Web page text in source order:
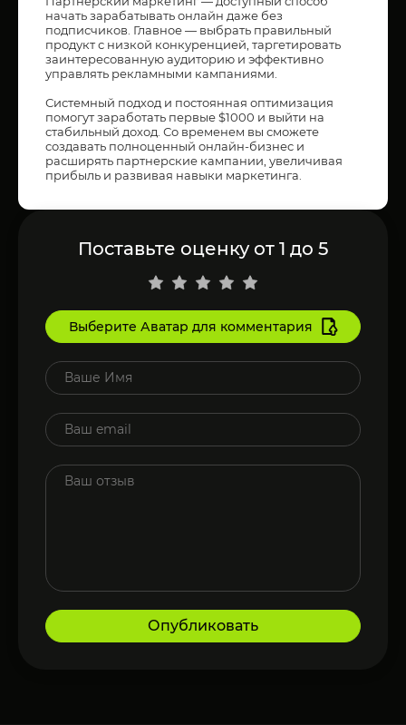
начать зарабатывать онлайн даже без
подписчиков. Главное — выбрать правильный
продукт с низкой конкуренцией, таргетировать
заинтересованную аудиторию и эффективно
управлять рекламными кампаниями.
Системный подход и постоянная оптимизация
помогут заработать первые $1000 и выйти на
стабильный доход. Со временем вы сможете
создавать полноценный онлайн-бизнес и
расширять партнерские кампании, увеличивая
прибыль и развивая навыки маркетинга.
Поставьте оценку от 1 до 5
Выберите Аватар для комментария
Опубликовать